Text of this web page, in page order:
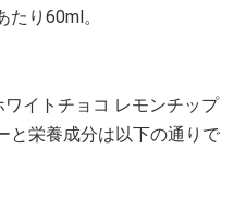
たり60ml。
ワイトチョコ レモンチップ
と栄養成分は以下の通りで